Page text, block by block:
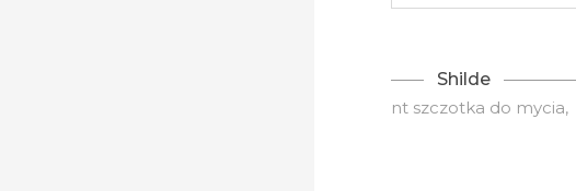
Shilde
nt szczotka do mycia